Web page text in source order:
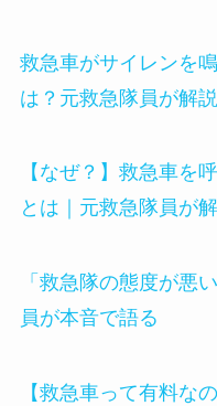
救急車がサイレンを
は？元救急隊員が解説
【なぜ？】救急車を
とは｜元救急隊員が
「救急隊の態度が悪
員が本音で語る
【救急車って有料な